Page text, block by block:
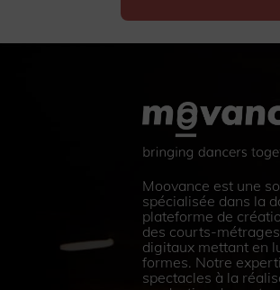
Moovance est une
spécialisée dans la
plateforme de
des courts-
digitaux mettant en
formes. Notre
spectacles à la